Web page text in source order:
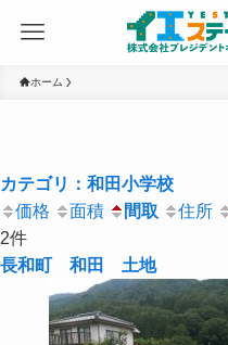
ホーム
カテゴリ：和田小学校
価格
面積 間取 住所
2件
長和町 和田 土地